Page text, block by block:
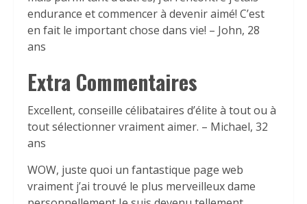
endurance et commencer à devenir aimé! C’est
en fait le important chose dans vie! – John, 28
ans
Extra Commentaires
Excellent, conseille célibataires d’élite à tout ou à
tout sélectionner vraiment aimer. – Michael, 32
ans
WOW, juste quoi un fantastique page web
vraiment j’ai trouvé le plus merveilleux dame